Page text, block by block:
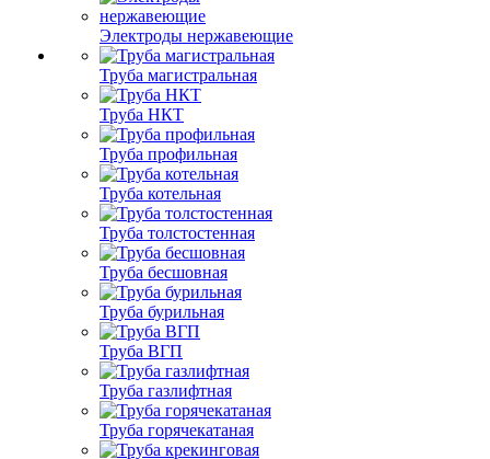
Электроды нержавеющие
Труба магистральная
Труба НКТ
Труба профильная
Труба котельная
Труба толстостенная
Труба бесшовная
Труба бурильная
Труба ВГП
Труба газлифтная
Труба горячекатаная